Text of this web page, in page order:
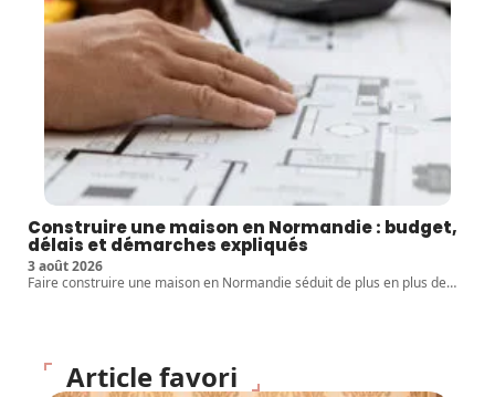
Construire une maison en Normandie : budget,
délais et démarches expliqués
3 août 2026
Faire construire une maison en Normandie séduit de plus en plus de…
Article favori